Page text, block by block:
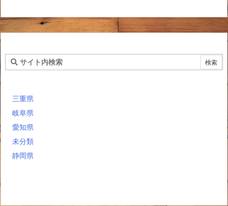
三重県
岐阜県
愛知県
未分類
静岡県